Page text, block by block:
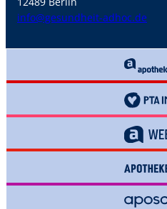
info@gesundheit-adhoc.de